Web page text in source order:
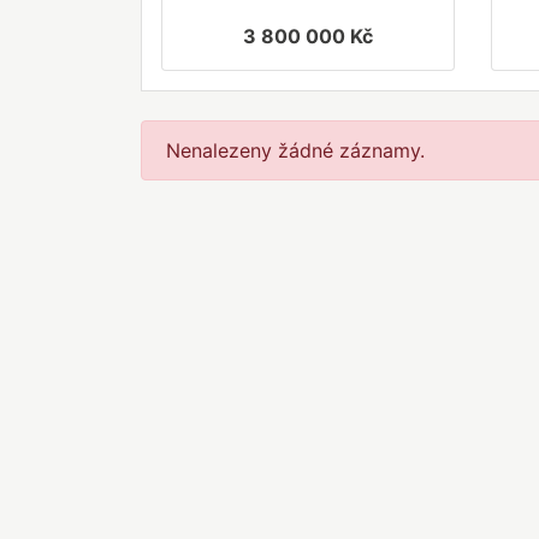
3 800 000 Kč
Nenalezeny žádné záznamy.